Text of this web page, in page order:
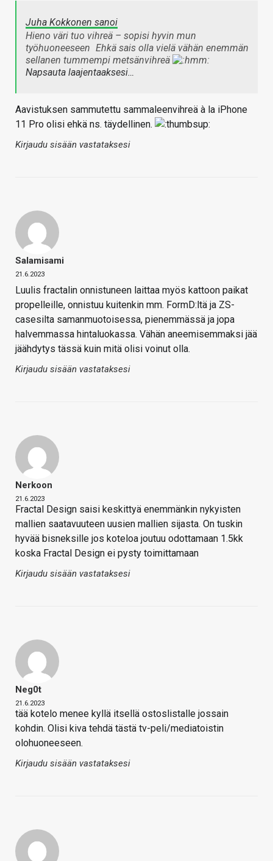
Juha Kokkonen sanoi
Hieno väri tuo vihreä – sopisi hyvin mun
työhuoneeseen Ehkä sais olla vielä vähän enemmän
sellanen tummempi metsänvihreä
Napsauta laajentaaksesi…
Aavistuksen sammutettu sammaleenvihreä à la iPhone
11 Pro olisi ehkä ns. täydellinen.
Kirjaudu sisään vastataksesi
Salamisami
21.6.2023
Luulis fractalin onnistuneen laittaa myös kattoon paikat
propelleille, onnistuu kuitenkin mm. FormD:ltä ja ZS-
casesilta samanmuotoisessa, pienemmässä ja jopa
halvemmassa hintaluokassa. Vähän aneemisemmaksi jää
jäähdytys tässä kuin mitä olisi voinut olla.
Kirjaudu sisään vastataksesi
Nerkoon
21.6.2023
Fractal Design saisi keskittyä enemmänkin nykyisten
mallien saatavuuteen uusien mallien sijasta. On tuskin
hyvää bisneksille jos koteloa joutuu odottamaan 1.5kk
koska Fractal Design ei pysty toimittamaan
Kirjaudu sisään vastataksesi
Neg0t
21.6.2023
tää kotelo menee kyllä itsellä ostoslistalle jossain
kohdin. Olisi kiva tehdä tästä tv-peli/mediatoistin
olohuoneeseen.
Kirjaudu sisään vastataksesi